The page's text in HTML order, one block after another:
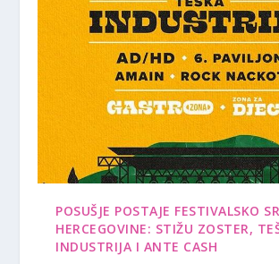
POSUŠJE POSTAJE FESTIVALSKO
HERCEGOVINE: STIŽU ZOSTER,
INDUSTRIJA I ANTE CASH